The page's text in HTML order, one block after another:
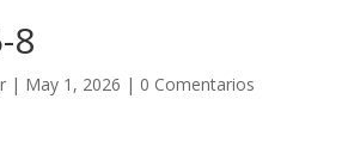
8
| May 1, 2026 | 0 Comentarios